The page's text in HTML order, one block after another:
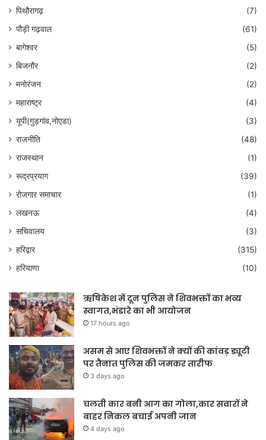
पिथौरागढ़
(7)
पौड़ी गढ़वाल
(61)
बागेश्वर
(5)
बिजनौर
(2)
मनोरंजन
(2)
महाराष्ट्र
(4)
यूपी(गुड़गांव,नोएडा)
(3)
राजनीति
(48)
राजस्थान
(1)
रूद्रप्रयाग
(39)
रोजगार समाचार
(1)
लखनऊ
(4)
सचिवालय
(3)
हरिद्वार
(315)
हरियाणा
(10)
ऋषिकेश में दून पुलिस ने शिवभक्तों का भव्य
स्वागत,भंडारे का भी आयोजन
17 hours ago
असम से आए शिवभक्तों ने क्यों की कांवड़ ड्यूटी
पर तैनात पुलिस की जमकर तारीफ
3 days ago
चलती कार बनी आग का गोला,कार सवारों ने
बाहर निकल बचाई अपनी जान
4 days ago